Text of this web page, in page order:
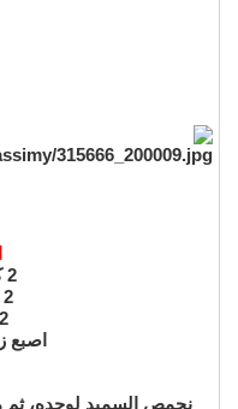
2 كوب سميد
2 كوب سكر
2 كوب ماء
اصبع
نحمص السميد لوحده، ثم